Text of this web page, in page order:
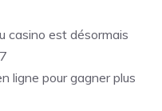
casino est désormais
ligne pour gagner plus